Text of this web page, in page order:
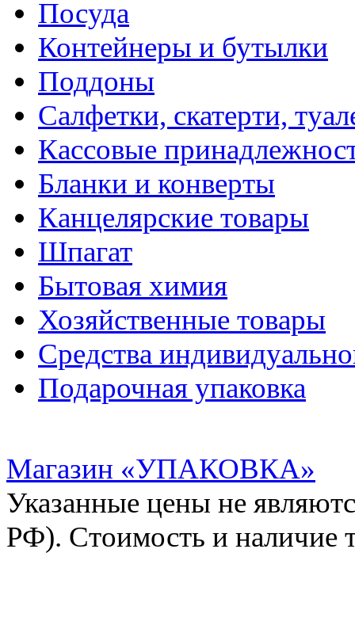
Посуда
Контейнеры и бутылки
Поддоны
Салфетки, скатерти,
Кассовые
Бланки и конверты
Канцелярские товары
Шпагат
Бытовая химия
Хозяйственные товары
Средства
Подарочная упаковка
Магазин «УПАКОВКА»
Указанные цены не
РФ). Стоимость и наличие